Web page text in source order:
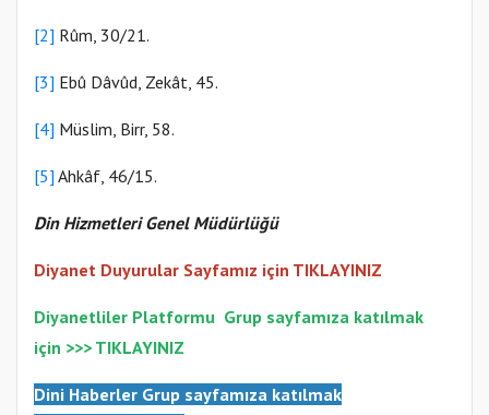
[2] Rûm, 30/21.
[3] Ebû Dâvûd, Zekât, 45.
[4] Müslim, Birr, 58.
[5] Ahkâf, 46/15.
Din Hizmetleri Genel Müdürlüğü
Diyanet Duyurular Sayfamız için TIKLAYINIZ
Diyanetliler Platformu Grup sayfamıza katılmak
için >>> TIKLAYINIZ
Dini Haberler Grup sayfamıza katılmak